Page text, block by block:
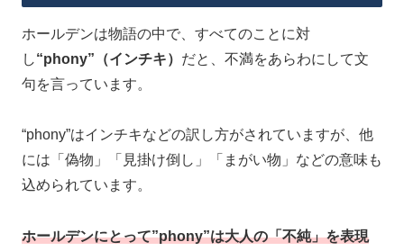
ホールデンは物語の中で、すべてのことに対
し“phony”（インチキ） だと、不満をあらわにして文
句を言っています。
“phony”はインチキなどの訳し方がされていますが、他
には「偽物」「見掛け倒し」「まがい物」などの意味も
込められています。
ホールデンにとって”phony”は大人の「不純」を表現